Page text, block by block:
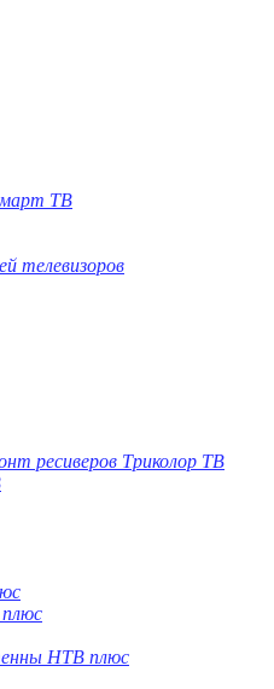
ТВ
телевизоров
ресиверов Триколор ТВ
НТВ плюс